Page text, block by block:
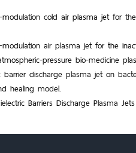
cold air plasma jet for
air plasma jet for the
pressure bio-medicine
discharge plasma jet on
healing model.
Barriers Discharge Plasma